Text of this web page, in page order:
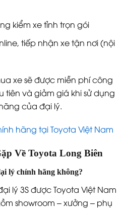
kiểm xe tỉnh trọn gói
tiếp nhận xe tận nơi (nội
xe sẽ được miễn phí công
tiên và giảm giá khi sử dụng
của đại lý.
hãng tại Toyota Việt Nam
Về Toyota Long Biên
lý chính hãng không?
lý 3S được Toyota Việt Nam
showroom – xưởng – phụ